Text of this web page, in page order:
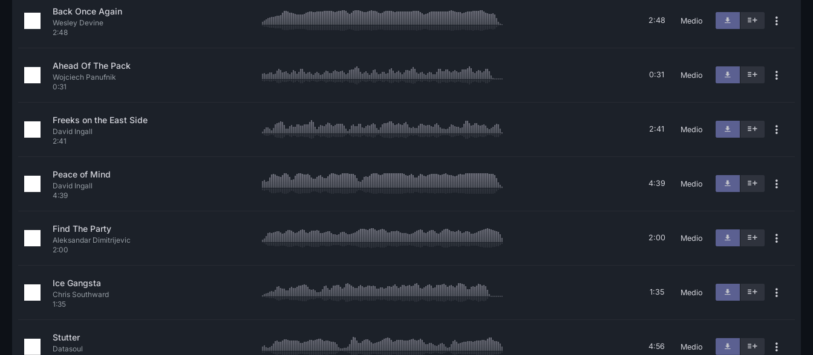
Back Once Again
Wesley Devine
2:48
2:48 Medio
Ahead Of The Pack
Wojciech Panufnik
0:31
0:31 Medio
Freeks on the East Side
David Ingall
2:41
2:41 Medio
Peace of Mind
David Ingall
4:39
4:39 Medio
Find The Party
Aleksandar Dimitrijevic
2:00
2:00 Medio
Ice Gangsta
Chris Southward
1:35
1:35 Medio
Stutter
Datasoul
4:56 Medio